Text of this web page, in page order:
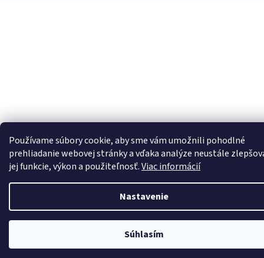
Používame súbory cookie, aby sme vám umožnili pohodlné
prehliadanie webovej stránky a vďaka analýze neustále
jej funkcie, výkon a použiteľnosť.Viac informácií
Nastavenie
Súhlasím